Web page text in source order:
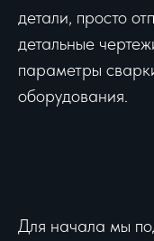
детали, просто
детальные
параметры
оборудования.
Для начала мы